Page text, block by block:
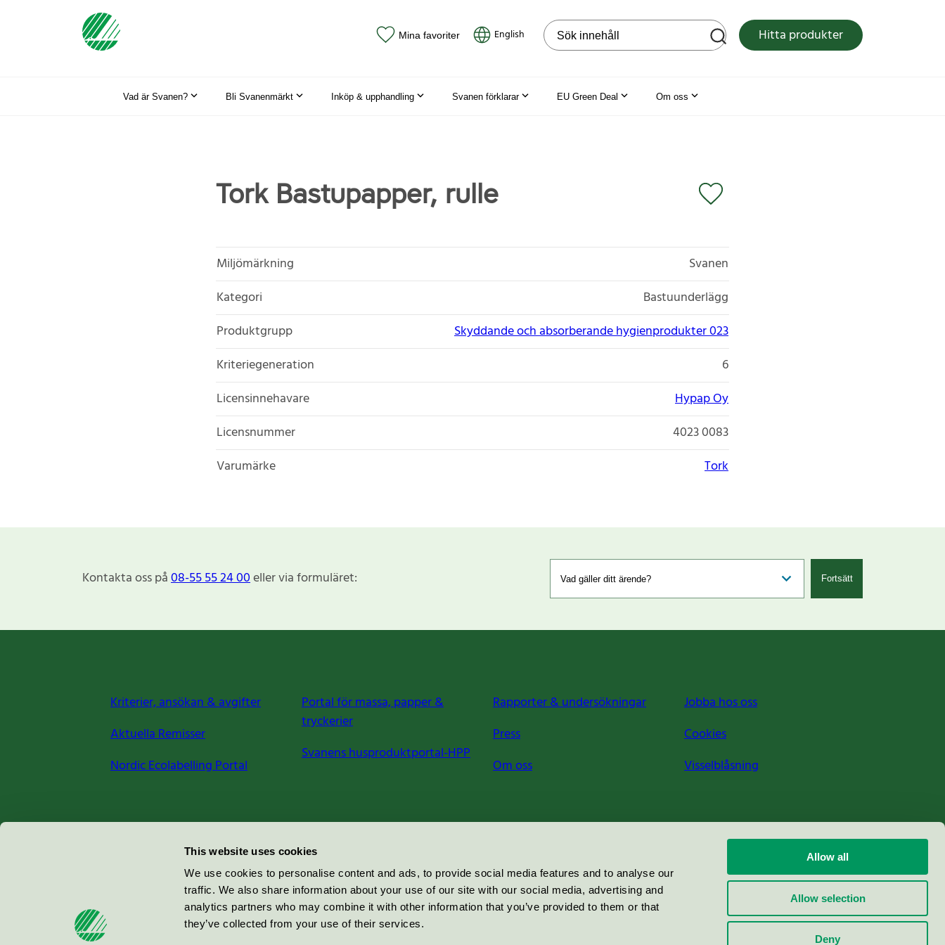
This website uses cookies
We use cookies to personalise content and ads, to provide social media features and to analyse our
traffic. We also share information about your use of our site with our social media, advertising and
analytics partners who may combine it with other information that you’ve provided to them or that
they’ve collected from your use of their services.
Allow all
Allow selection
Deny
Mina favoriter English Sök på webbplatsen Hitta produkter
Vad är Svanen? Bli Svanenmärkt Inköp & upphandling Svanen förklarar EU Green Deal Om oss
Tork Bastupapper, rulle
Miljömärkning
Svanen
Kategori
Bastuunderlägg
Produktgrupp
Skyddande och absorberande hygienprodukter 023
Kriteriegeneration
6
Licensinnehavare
Hypap Oy
Licensnummer
4023 0083
Varumärke
Tork
Kontakta oss på08-55 55 24 00eller via formuläret: Fortsätt
Kriterier, ansökan & avgifter
Aktuella Remisser
Nordic Ecolabelling Portal
Portal för massa, papper &
tryckerier
Svanens husproduktportal-HPP
Rapporter & undersökningar
Press
Om oss
Jobba hos oss
Cookies
Visselblåsning
Miljömärkning Sverige AB
100 64